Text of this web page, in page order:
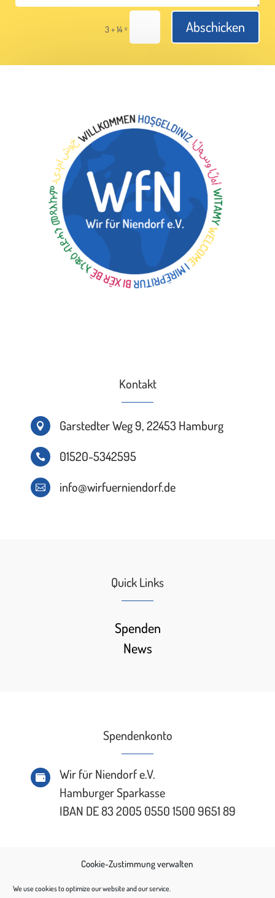
Cookie-Zustimmung verwalten
We use cookies to optimize our website and our service.
3 + 14 = Abschicken
Kontakt
 Garstedter Weg 9, 22453 Hamburg
 01520-5342595
 info@wirfuerniendorf.de
Quick Links
Spenden
News
Spendenkonto

Wir für Niendorf e.V.
Hamburger Sparkasse
IBAN DE 83 2005 0550 1500 9651 89